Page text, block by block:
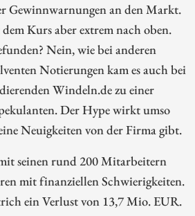
Gewinnwarnungen an den Markt.
Kurs aber extrem nach oben.
Nein, wie bei anderen
Notierungen kam es auch bei
Windeln.de zu einer
Der Hype wirkt umso
Neuigkeiten von der Firma gibt.
seinen rund 200 Mitarbeitern
mit finanziellen Schwierigkeiten.
ein Verlust von 13,7 Mio. EUR.